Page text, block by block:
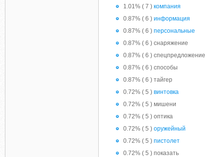
1.01% ( 7 ) компания
0.87% ( 6 ) информация
0.87% ( 6 ) персональные
0.87% ( 6 ) снаряжение
0.87% ( 6 ) спецпредложение
0.87% ( 6 ) способы
0.87% ( 6 ) тайгер
0.72% ( 5 ) винтовка
0.72% ( 5 ) мишени
0.72% ( 5 ) оптика
0.72% ( 5 ) оружейный
0.72% ( 5 ) пистолет
0.72% ( 5 ) показать